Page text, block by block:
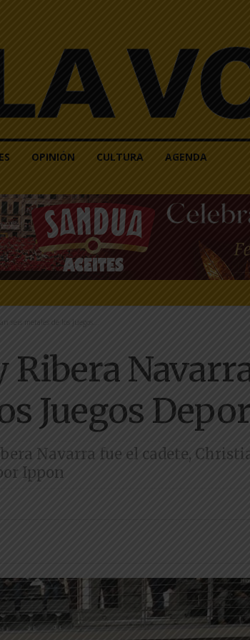
OPINIÓN CULTURA AGENDA
seis metales de los Juegos...
Ribera
Juegos
Navarra fue el cadete,
Ippon